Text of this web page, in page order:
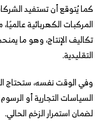
كما يُتوقع أن تستفيد
المركبات الكهربائية
تكاليف الإنتاج، وهو ما
التقليدية.
وفي الوقت نفسه، ستحتاج
السياسات التجارية أو
لضمان استمرار الزخم الحالي.